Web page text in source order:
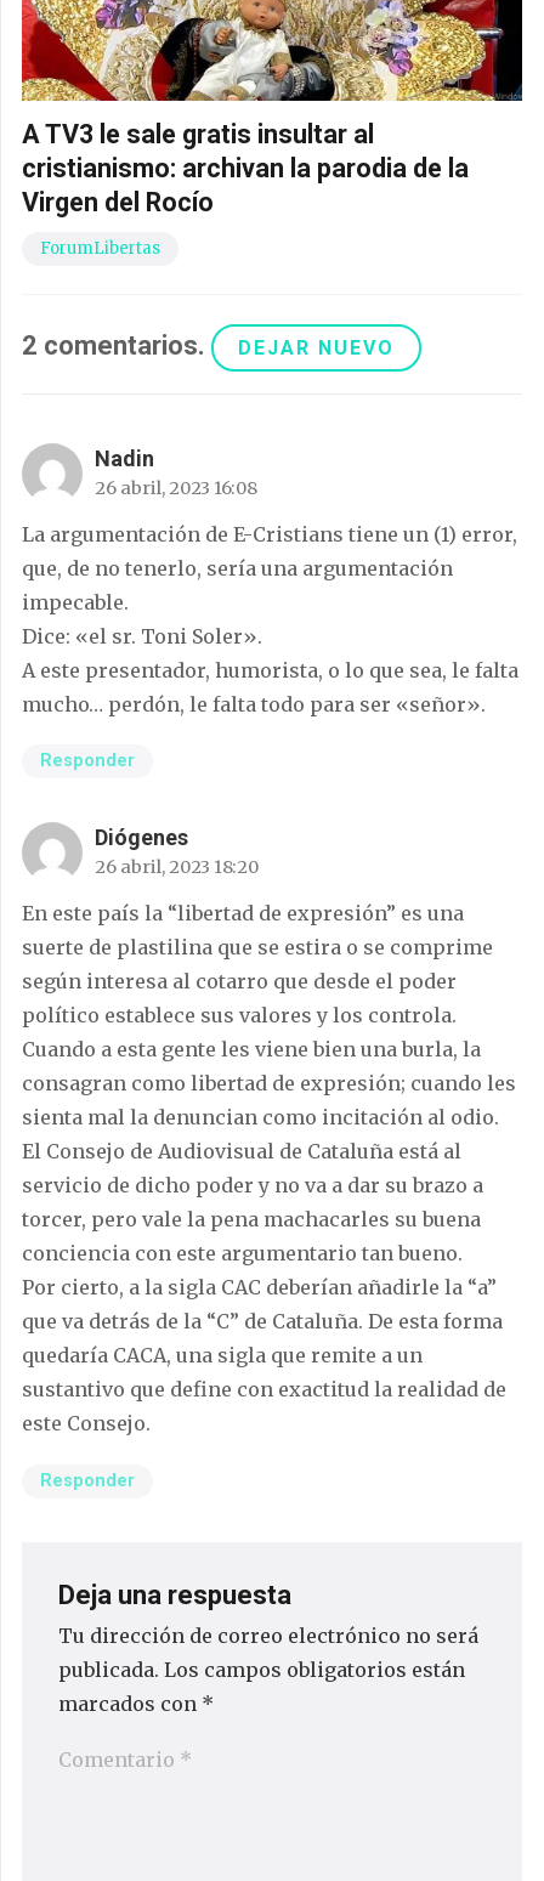
A TV3 le sale gratis insultar al
cristianismo: archivan la parodia de la
Virgen del Rocío
ForumLibertas
2 comentarios. DEJAR NUEVO
Nadin
26 abril, 2023 16:08
La argumentación de E-Cristians tiene un (1) error,
que, de no tenerlo, sería una argumentación
impecable.
Dice: «el sr. Toni Soler».
A este presentador, humorista, o lo que sea, le falta
mucho… perdón, le falta todo para ser «señor».
Responder
Diógenes
26 abril, 2023 18:20
En este país la “libertad de expresión” es una
suerte de plastilina que se estira o se comprime
según interesa al cotarro que desde el poder
político establece sus valores y los controla.
Cuando a esta gente les viene bien una burla, la
consagran como libertad de expresión; cuando les
sienta mal la denuncian como incitación al odio.
El Consejo de Audiovisual de Cataluña está al
servicio de dicho poder y no va a dar su brazo a
torcer, pero vale la pena machacarles su buena
conciencia con este argumentario tan bueno.
Por cierto, a la sigla CAC deberían añadirle la “a”
que va detrás de la “C” de Cataluña. De esta forma
quedaría CACA, una sigla que remite a un
sustantivo que define con exactitud la realidad de
este Consejo.
Responder
Deja una respuesta
Tu dirección de correo electrónico no será
publicada. Los campos obligatorios están
marcados con *